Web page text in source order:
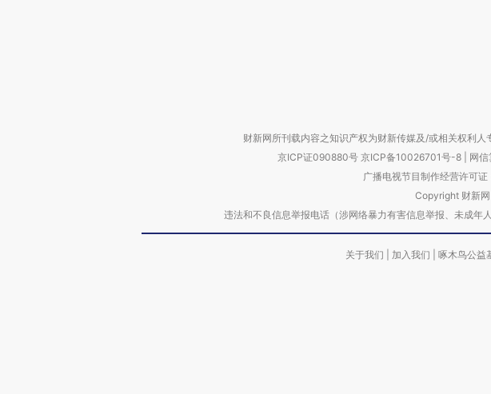
财新网所刊载内容之知识产权为财新传媒及/或相关权利
京ICP证090880号 京ICP备10026701号-8 网
广播电视节目制作经营许可
Copyright 财新
违法和不良信息举报电话（涉网络暴力有害信息举报、未成
关于我们 加入我们 啄木鸟公益